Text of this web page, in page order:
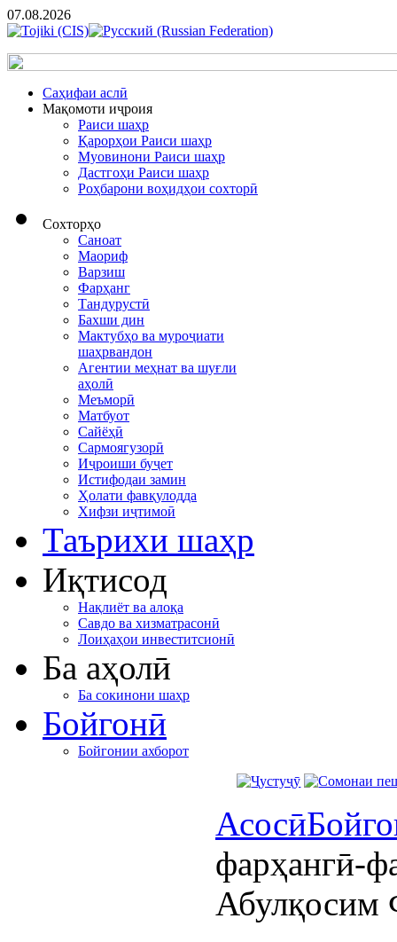
07.08.2026
Cаҳифаи аслӣ
Мақомоти иҷроия
Раиси шаҳр
Қарорҳои Раиси шаҳр
Муовинони Раиси шаҳр
Дастгоҳи Раиси шаҳр
Роҳбарони воҳидҳои сохторӣ
Сохторҳо
Саноат
Маориф
Варзиш
Фарҳанг
Тандурустӣ
Бахши дин
Мактубҳо ва муроҷиати
шаҳрвандон
Агентии меҳнат ва шуғли
аҳолӣ
Меъморӣ
Матбуот
Сайёҳӣ
Сармоягузорӣ
Иҷроиши буҷет
Истифодаи замин
Ҳолати фавқулодда
Хифзи иҷтимоӣ
Таърихи шаҳр
Иқтисод
Нақлиёт ва алоқа
Савдо ва хизматрасонӣ
Лоиҳаҳои инвеститсионӣ
Ба аҳолӣ
Ба сокинони шаҳр
Бойгонӣ
Бойгонии ахборот
Асосӣ
фарҳангӣ-
Абулқосим